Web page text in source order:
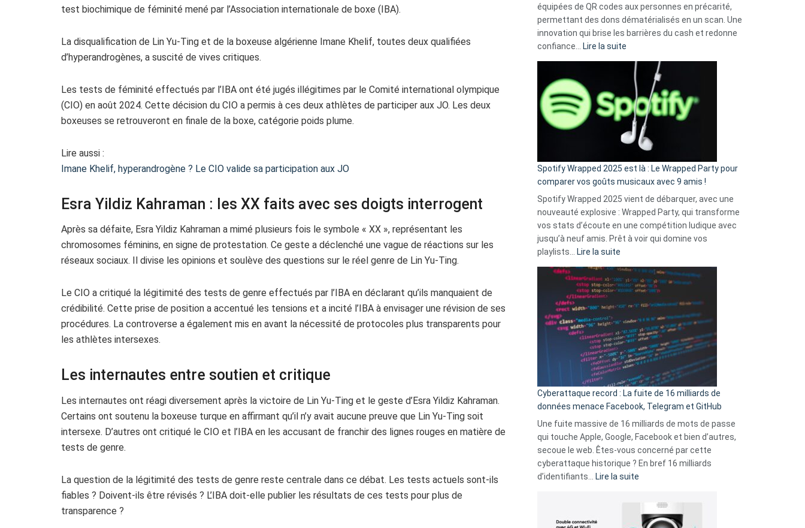
test biochimique de féminité mené par l’Association internationale de boxe (IBA).
La disqualification de Lin Yu-Ting et de la boxeuse algérienne Imane Khelif, toutes deux qualifiées
d’hyperandrogènes, a suscité de vives critiques.
Les tests de féminité effectués par l’IBA ont été jugés illégitimes par le Comité international olympique
(CIO) en août 2024. Cette décision du CIO a permis à ces deux athlètes de participer aux JO. Les deux
boxeuses se retrouveront en finale de la boxe, catégorie poids plume.
Lire aussi :
Imane Khelif, hyperandrogène ? Le CIO valide sa participation aux JO
Esra Yildiz Kahraman : les XX faits avec ses doigts interrogent
Après sa défaite, Esra Yildiz Kahraman a mimé plusieurs fois le symbole « XX », représentant les
chromosomes féminins, en signe de protestation. Ce geste a déclenché une vague de réactions sur les
réseaux sociaux. Il divise les opinions et soulève des questions sur le réel genre de Lin Yu-Ting.
Le CIO a critiqué la légitimité des tests de genre effectués par l’IBA en déclarant qu’ils manquaient de
crédibilité. Cette prise de position a accentué les tensions et a incité l’IBA à envisager une révision de ses
procédures. La controverse a également mis en avant la nécessité de protocoles plus transparents pour
les athlètes intersexes.
Les internautes entre soutien et critique
Les internautes ont réagi diversement après la victoire de Lin Yu-Ting et le geste d’Esra Yildiz Kahraman.
Certains ont soutenu la boxeuse turque en affirmant qu’il n’y avait aucune preuve que Lin Yu-Ting soit
intersexe. D’autres ont critiqué le CIO et l’IBA en les accusant de franchir des lignes rouges en matière de
tests de genre.
La question de la légitimité des tests de genre reste centrale dans ce débat. Les tests actuels sont-ils
fiables ? Doivent-ils être révisés ? L’IBA doit-elle publier les résultats de ces tests pour plus de
transparence ?
équipées de QR codes aux personnes en précarité,
permettant des dons dématérialisés en un scan. Une
innovation qui brise les barrières du cash et redonne
confiance… Lire la suite
Fini
l’excuse
je
n’ai
pas
de
cash
»
Solly
change
la
vie
sans-
abri
en
3
secondes
Spotify Wrapped 2025 est là : Le Wrapped Party pour
comparer vos goûts musicaux avec 9 amis !
Spotify Wrapped 2025 vient de débarquer, avec une
nouveauté explosive : Wrapped Party, qui transforme
vos stats d’écoute en une compétition ludique avec
jusqu’à neuf amis. Prêt à voir qui domine vos
playlists… Lire la suite
Spotify
Wrapped
2025
est
:
Le
Wrapped
Party
pour
comparer
vos
goûts
musicaux
avec
9
amis
Cyberattaque record : La fuite de 16 milliards de
données menace Facebook, Telegram et GitHub
Une fuite massive de 16 milliards de mots de passe
qui touche Apple, Google, Facebook et bien d’autres,
secoue le web. Êtes-vous concerné par cette
cyberattaque historique ? En bref 16 milliards
d’identifiants… Lire la suite
record